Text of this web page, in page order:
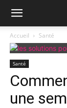
Accueil Santé
Santé
une